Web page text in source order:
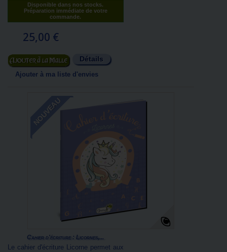
Disponible dans nos stocks.
Préparation immédiate de votre
commande.
25,00 €
Ajouter au panier Détails
Ajouter à ma liste d'envies
NOUVEAU
Cahier d'écriture : Licornes,...
Le cahier d'écriture Licorne permet aux